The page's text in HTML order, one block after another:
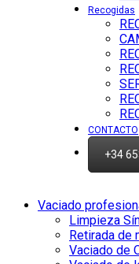
Recogidas
CONTACTO
+34
Vaciado
Limpieza
Retirada de
Vaciado de